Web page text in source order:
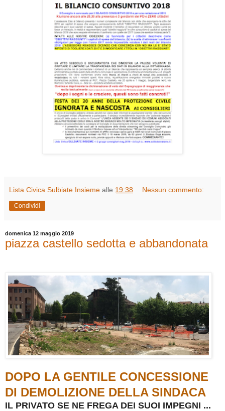
Lista Civica Sulbiate Insieme alle 19:38 Nessun commento:
Condividi
domenica 12 maggio 2019
piazza castello sedotta e abbandonata
DOPO LA GENTILE CONCESSIONE
DI DEMOLIZIONE DELLA SINDACA
IL PRIVATO SE NE FREGA DEI SUOI IMPEGNI ...